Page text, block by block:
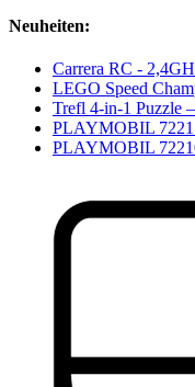
Neuheiten:
Carrera RC -
LEGO Speed
Trefl 4-in-1 Puzzle
PLAYMOBIL
PLAYMOBIL